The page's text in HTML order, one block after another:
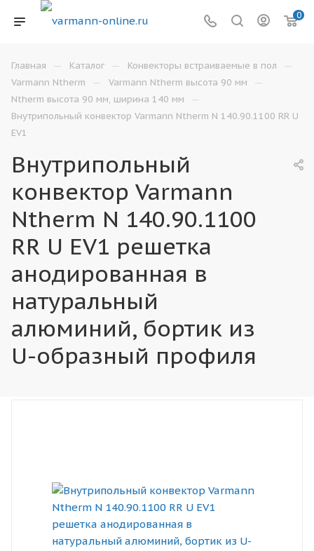
0
Главная — Каталог — Конвекторы встраиваемые в пол —
Varmann Ntherm — Varmann Ntherm высота 90 мм —
Ntherm высота 90 мм, ширина 140 мм —
Внутрипольный конвектор Varmann Ntherm N 140.90.1100 RR U
EV1
Внутрипольный
конвектор Varmann
Ntherm N 140.90.1100
RR U EV1 решетка
анодированная в
натуральный
алюминий, бортик из
U-образный профиля